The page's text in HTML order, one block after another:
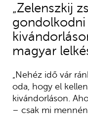
„Zelenszkij
gondolkodni
magyar
„Nehéz idő vár
oda, hogy el
kivándorláson.
– csak mi